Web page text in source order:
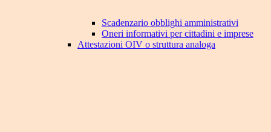
Scadenzario obblighi amministrativi
Oneri informativi per cittadini e imprese
Attestazioni OIV o struttura analoga